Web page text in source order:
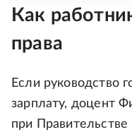
Как
права
Если руководство
зарплату, доцент
при